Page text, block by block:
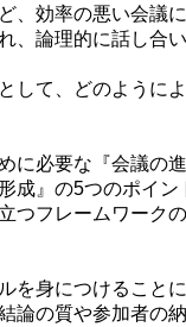
、効率の悪い会議
、論理的に話し合
して、どのように
に必要な『会議の
成』の5つのポイン
つフレームワーク
を身につけること
論の質や参加者の